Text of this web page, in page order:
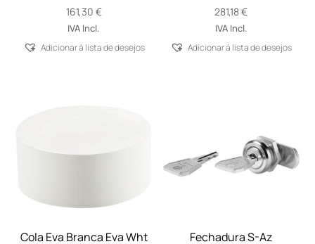
161,30 €
IVA Incl.
Adicionar á lista de desejos
281,18€
IVA Incl.
Adicionar á lista de desejos
Cola Eva Branca Eva Wht
Fechadura S-Az